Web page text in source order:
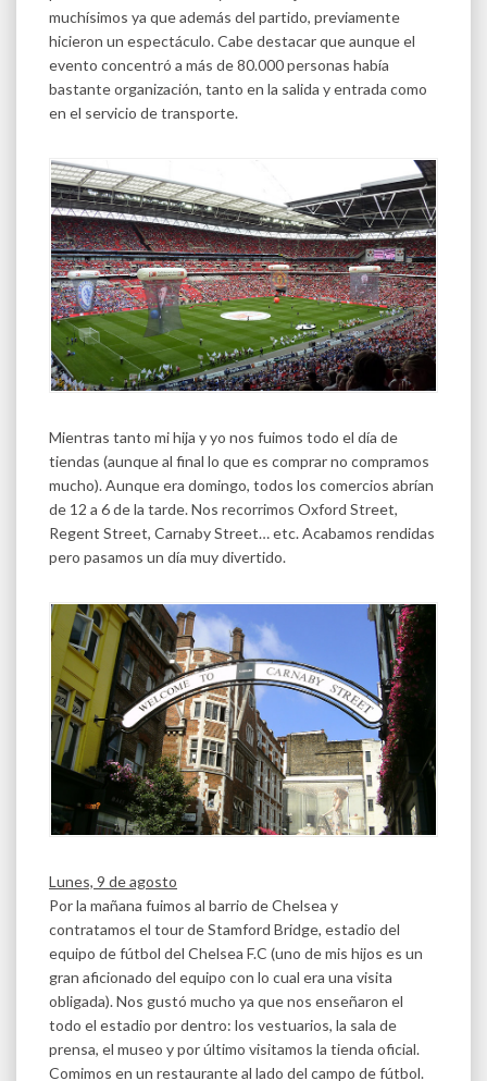
muchísimos ya que además del partido, previamente
hicieron un espectáculo. Cabe destacar que aunque el
evento concentró a más de 80.000 personas había
bastante organización, tanto en la salida y entrada como
en el servicio de transporte.
Mientras tanto mi hija y yo nos fuimos todo el día de
tiendas (aunque al final lo que es comprar no compramos
mucho). Aunque era domingo, todos los comercios abrían
de 12 a 6 de la tarde. Nos recorrimos Oxford Street,
Regent Street, Carnaby Street… etc. Acabamos rendidas
pero pasamos un día muy divertido.
Lunes, 9 de agosto
Por la mañana fuimos al barrio de Chelsea y
contratamos el tour de Stamford Bridge, estadio del
equipo de fútbol del Chelsea F.C (uno de mis hijos es un
gran aficionado del equipo con lo cual era una visita
obligada). Nos gustó mucho ya que nos enseñaron el
todo el estadio por dentro: los vestuarios, la sala de
prensa, el museo y por último visitamos la tienda oficial.
Comimos en un restaurante al lado del campo de fútbol.